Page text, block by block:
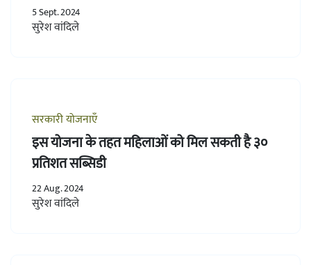
5 Sept. 2024
सुरेश वांदिले
सरकारी योजनाएँ
इस योजना के तहत महिलाओं को मिल सकती है ३०
प्रतिशत सब्सिडी
22 Aug. 2024
सुरेश वांदिले